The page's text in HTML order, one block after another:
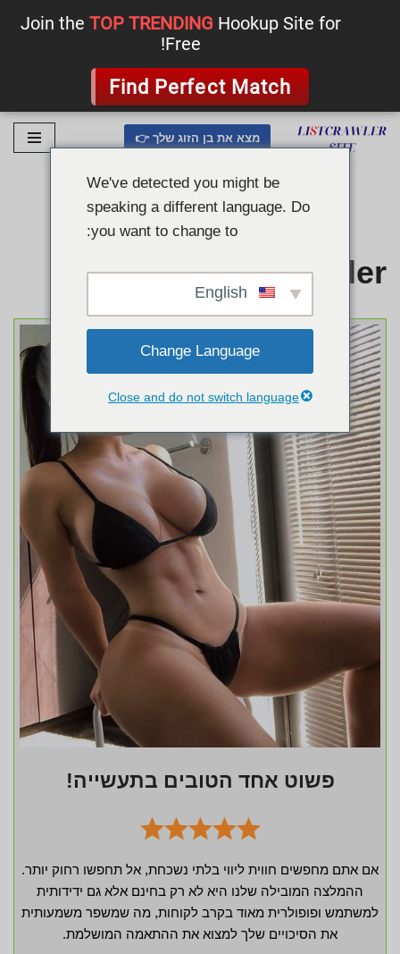
מצא את בן הזוג שלך 👉
Listcrawler
פשוט אחד הטובים בתעשייה!
אם אתם מחפשים חווית ליווי בלתי נשכחת, אל תחפשו רחוק יותר.
ההמלצה המובילה שלנו היא לא רק בחינם אלא גם ידידותית
למשתמש ופופולרית מאוד בקרב לקוחות, מה שמשפר משמעותית
את הסיכויים שלך למצוא את ההתאמה המושלמת.
We've detected you might be
speaking a different language. Do
you want to change to:
Change Language
Close and do not switch language
Join theTOP TRENDING Hookup Site for
Free!
Find Perfect Match